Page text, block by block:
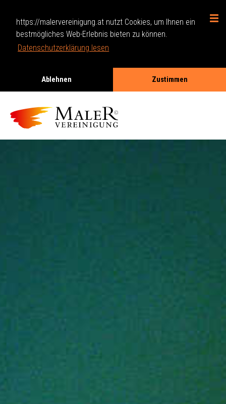
https://malervereinigung.at nutzt Cookies, um Ihnen ein
bestmögliches Web-Erlebnis bieten zu können.
Datenschutzerklärung lesen
Ablehnen Zustimmen